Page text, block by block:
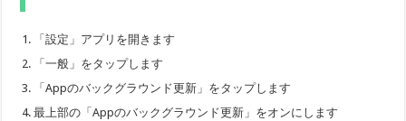
「設定」アプリを開きます
「一般」をタップします
「Appのバックグラウンド更新」をタップします
最上部の「Appのバックグラウンド更新」をオンにします